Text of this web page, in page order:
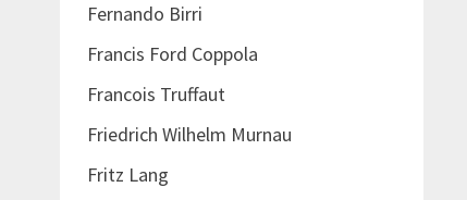
Fernando Birri
Francis Ford Coppola
Francois Truffaut
Friedrich Wilhelm Murnau
Fritz Lang